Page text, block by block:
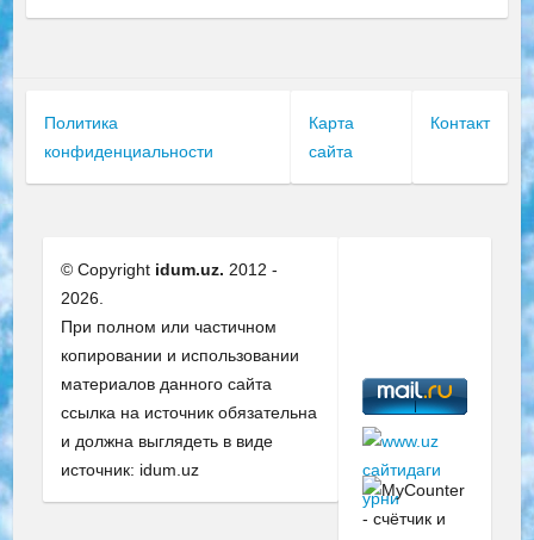
Политика
конфиденциальности
Карта
сайта
Контакт
© Copyright idum.uz. 2012 -
2026.
При полном или частичном
копировании и использовании
материалов данного сайта
ссылка на источник обязательна
и должна выглядеть в виде
источник: idum.uz